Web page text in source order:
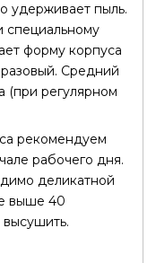
удерживает пыль.
форму корпуса
Средний
(при регулярном
рекомендуем
рабочего дня.
деликатной
выше 40